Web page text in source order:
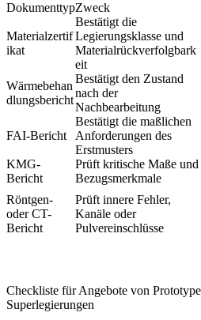
DokumenttypZweck
Materialzertif
ikat
Bestätigt die
Legierungsklasse und
Materialrückverfolgbark
eit
Wärmebehan
dlungsbericht
Bestätigt den Zustand
nach der
Nachbearbeitung
FAI-Bericht
Bestätigt die maßlichen
Anforderungen des
Erstmusters
KMG-
Bericht
Prüft kritische Maße und
Bezugsmerkmale
Röntgen-
oder CT-
Bericht
Prüft innere Fehler,
Kanäle oder
Pulvereinschlüsse
Checkliste für Angebote von
Superlegierungen